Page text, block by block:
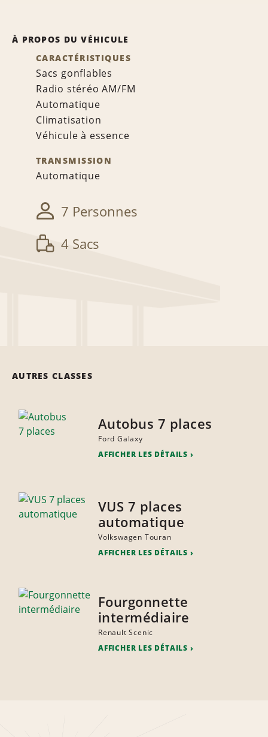
À PROPOS DU VÉHICULE
CARACTÉRISTIQUES
Sacs gonflables
Radio stéréo AM/FM
Automatique
Climatisation
Véhicule à essence
TRANSMISSION
Automatique
7 Personnes
4 Sacs
AUTRES CLASSES
Autobus 7 places
Ford Galaxy
AFFICHER LES DÉTAILS
VUS 7 places
automatique
Volkswagen Touran
AFFICHER LES DÉTAILS
Fourgonnette
intermédiaire
Renault Scenic
AFFICHER LES DÉTAILS